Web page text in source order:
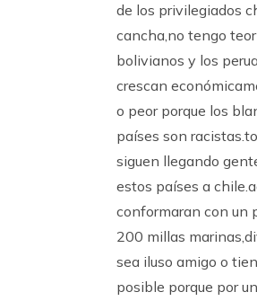
de los privilegiados
cancha,no tengo
bolivianos y los
crescan
o peor porque los
países son
siguen llegando
estos países a
conformaran con un
200 millas
sea iluso amigo o
posible porque por